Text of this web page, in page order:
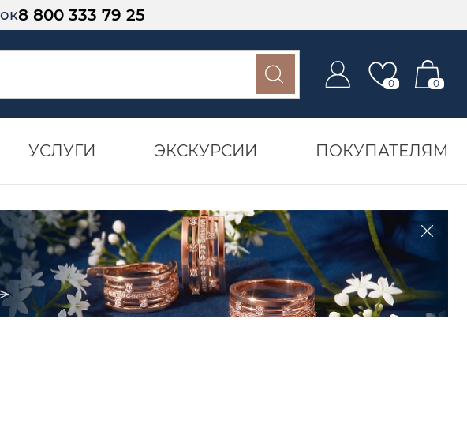
8 800 333 79 25
0 0
УСЛУГИ ЭКСКУРСИИ ПОКУПАТЕЛЯМ